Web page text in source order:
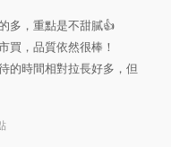
多，重點是不甜膩👍
買，品質依然很棒！
的時間相對拉長好多，但